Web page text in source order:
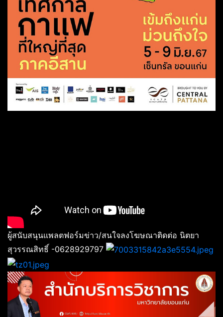
ผู้สนับสนุนแพลตฟอร์มข่าว/สนใจลงโฆษณาติดต่อ นิตยา
สุวรรณสิทธิ์ -0628929797